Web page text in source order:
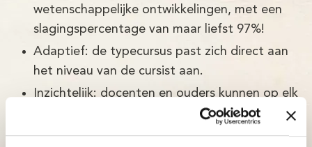
wetenschappelijke ontwikkelingen, met een
slagingspercentage van maar liefst 97%!
Adaptief: de typecursus past zich direct aan
het niveau van de cursist aan.
Inzichtelijk: docenten en ouders kunnen op elk
Betaalbaar: bekijk onze aantrekkelijke prijzen.